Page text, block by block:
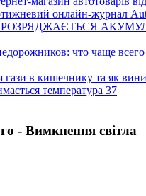
онлайн-журнал
что чаще всего
в кишечнику та як
температура 37
- Вимкнення світла